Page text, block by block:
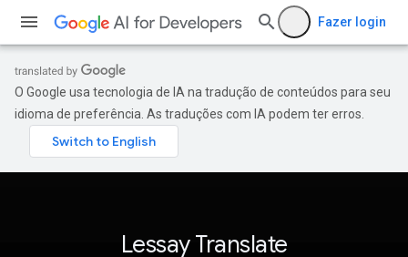
Fazer login
O Google usa tecnologia de IA na tradução de conteúdos para seu
idioma de preferência. As traduções com IA podem ter erros.
Lessay Translate